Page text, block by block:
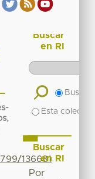
136681
Buscar
en RI
Buscar
Esta
Buscar
en RI
Por